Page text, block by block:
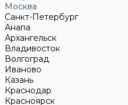
Москва
Санкт-Петербург
Анапа
Архангельск
Владивосток
Волгоград
Иваново
Казань
Краснодар
Красноярск